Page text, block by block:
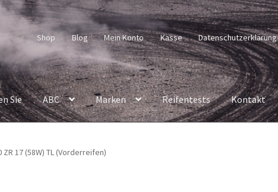
Shop Blog Mein Konto Kasse Datenschutzerklärung
Sie ABC Marken Reifentests Kontakt
ZR 17 (58W) TL (Vorderreifen)